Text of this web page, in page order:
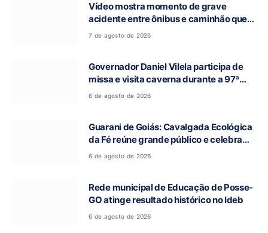
Vídeo mostra momento de grave
acidente entre ônibus e caminhão que
deixou cinco mortos na GO-010, em
7 de agosto de 2026
Governador Daniel Vilela participa de
missa e visita caverna durante a 97ª
Romaria do Bom Jesus da Lapa de Terra
6 de agosto de 2026
Guarani de Goiás: Cavalgada Ecológica
da Fé reúne grande público e celebra
tradição religiosa
6 de agosto de 2026
Rede municipal de Educação de Posse-
GO atinge resultado histórico no Ideb
6 de agosto de 2026